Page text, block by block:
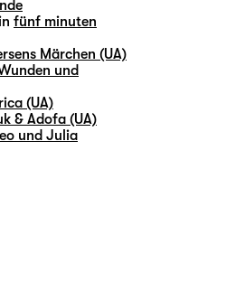
fünf minuten
Märchen (UA)
und
(UA)
& Adofa (UA)
und Julia